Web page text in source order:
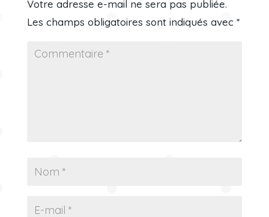
Votre adresse e-mail ne sera pas publiée.
Les champs obligatoires sont indiqués avec *